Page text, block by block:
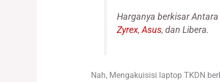
Harganya berkisar
Zyrex,Asus, dan Libera.
Nah, Mengakuisisi laptop TKDN